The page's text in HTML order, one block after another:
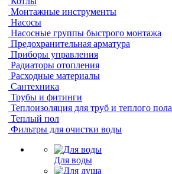
Монтажные инструменты
Насосы
Насосные группы быстрого монтажа
Предохранительная арматура
Приборы управления
Радиаторы отопления
Расходные материалы
Сантехника
Трубы и фитинги
Теплоизоляция для труб и теплого пола
Теплый пол
Фильтры для очистки воды
Для воды